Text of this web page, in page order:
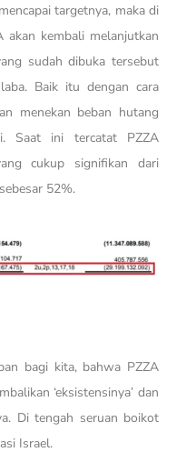
targetnya, maka di
akan kembali melanjutkan
sudah dibuka tersebut
Baik itu dengan cara
menekan beban hutang
Saat ini tercatat PZZA
cukup signifikan dari
52%.
bagi kita, bahwa PZZA
‘eksistensinya’ dan
Di tengah seruan boikot
Israel.